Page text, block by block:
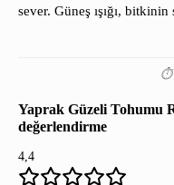
sever. Güneş ışığı,
⏱️
Yaprak Güzeli Tohumu
değerlendirme
4,4